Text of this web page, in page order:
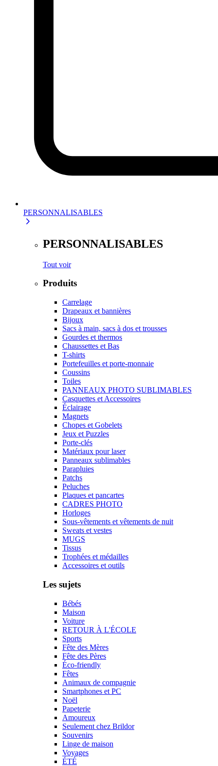
PERSONNALISABLES
PERSONNALISABLES
Tout voir
Produits
Carrelage
Drapeaux et bannières
Bijoux
Sacs à main, sacs à dos et trousses
Gourdes et thermos
Chaussettes et Bas
T-shirts
Portefeuilles et porte-monnaie
Coussins
Toiles
PANNEAUX PHOTO SUBLIMABLES
Casquettes et Accessoires
Éclairage
Magnets
Chopes et Gobelets
Jeux et Puzzles
Porte-clés
Matériaux pour laser
Panneaux sublimables
Parapluies
Patchs
Peluches
Plaques et pancartes
CADRES PHOTO
Horloges
Sous-vêtements et vêtements de nuit
Sweats et vestes
MUGS
Tissus
Trophées et médailles
Accessoires et outils
Les sujets
Bébés
Maison
Voiture
RETOUR À L'ÉCOLE
Sports
Fête des Mères
Fête des Pères
Éco-friendly
Fêtes
Animaux de compagnie
Smartphones et PC
Noël
Papeterie
Amoureux
Seulement chez Brildor
Souvenirs
Linge de maison
Voyages
ÉTÉ